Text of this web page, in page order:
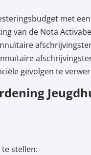
met
van de Nota
gevolgen te
stellen: